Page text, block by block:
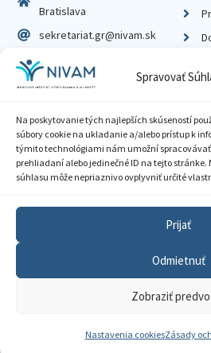
Spravovať
Na poskytovanie tých najlepších skúseností
súbory cookie na ukladanie a/alebo prístup k
týmito technológiami nám umožní spracovávať
prehliadaní alebo jedinečné ID na tejto stránke.
súhlasu môže nepriaznivo ovplyvniť určité
Prijať
Odmietnuť
Zobraziť
Nastavenia cookiesZásady
Bratislava
sekretariat.gr@nivam.sk
IČO: 00164348
DIČ: 2020798714
© 2026 Národný inštitút
Zásady ochrany
Sprístupnenie
Nastavenia
GDPR